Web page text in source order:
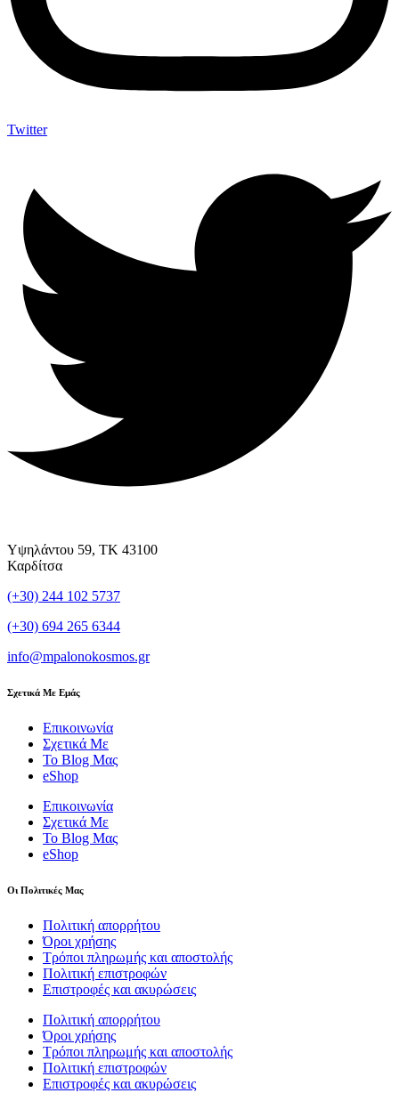
Twitter
Υψηλάντου 59, ΤΚ 43100
Καρδίτσα
(+30) 244 102 5737
(+30) 694 265 6344
info@mpalonokosmos.gr
Σχετικά Με Εμάς
Επικοινωνία
Σχετικά Με
Το Blog Μας
eShop
Επικοινωνία
Σχετικά Με
Το Blog Μας
eShop
Οι Πολιτικές Μας
Πολιτική απορρήτου
Όροι χρήσης
Τρόποι πληρωμής και αποστολής
Πολιτική επιστροφών
Επιστροφές και ακυρώσεις
Πολιτική απορρήτου
Όροι χρήσης
Τρόποι πληρωμής και αποστολής
Πολιτική επιστροφών
Επιστροφές και ακυρώσεις